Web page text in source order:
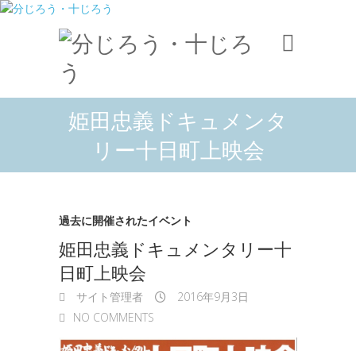
姫田忠義ドキュメンタ
リー十日町上映会
過去に開催されたイベント
姫田忠義ドキュメンタリー十
日町上映会
サイト管理者
2016年9月3日
NO COMMENTS